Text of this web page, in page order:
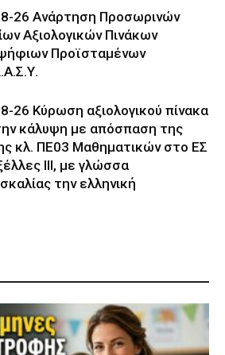
26 Ανάρτηση Προσωρινών
Αξιολογικών Πινάκων
Προϊσταμένων
26 Κύρωση αξιολογικού πίνακα
κάλυψη με απόσπαση της
κλ. ΠΕ03 Μαθηματικών στο ΕΣ
ΙΙΙ, με γλώσσα
την ελληνική